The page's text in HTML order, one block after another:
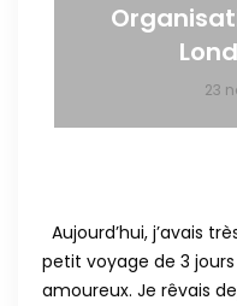
23
Aujourd’hui, j’avais
petit voyage de 3
amoureux. Je rêvais